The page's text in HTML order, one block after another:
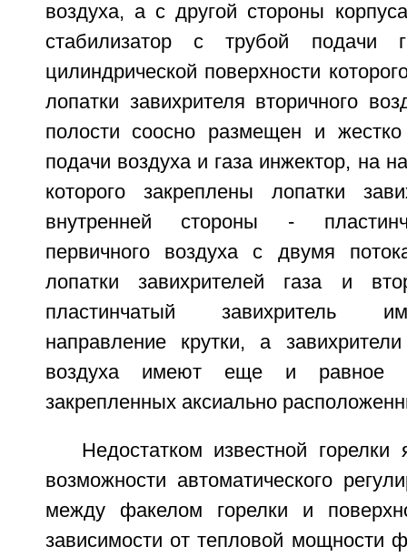
воздуха, а с другой стороны
стабилизатор с трубой подачи
цилиндрической поверхности
лопатки завихрителя вторичного
полости соосно размещен и
подачи воздуха и газа инжектор, на
которого закреплены лопатки
внутренней стороны -
первичного воздуха с двумя
лопатки завихрителей газа и
пластинчатый завихритель
направление крутки, а
воздуха имеют еще и равное
закрепленных аксиально
Недостатком известной горелки
возможности автоматического
между факелом горелки и
зависимости от тепловой мощности